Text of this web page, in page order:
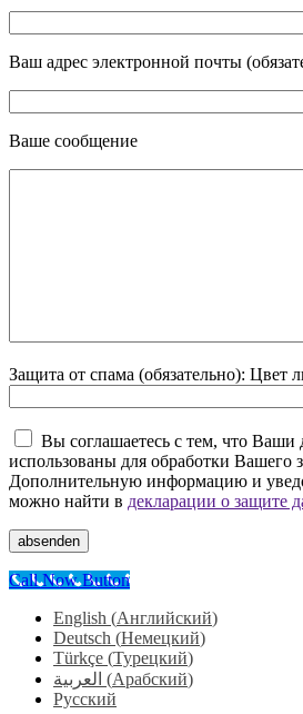
Ваш адрес электронной почты
Ваше сообщение
Защита от спама (обязательно): Цвет
Вы соглашаетесь с тем, что Ваши
использованы для обработки Вашего
Дополнительную информацию и
можно найти в декларации о защите
absenden
Call Now Button
English (Английский)
Deutsch (Немецкий)
Türkçe (Турецкий)
العربية (Арабский)
Русский